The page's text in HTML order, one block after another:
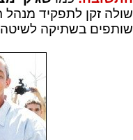
שולה זקן לתפקיד
שותפים בשתיקה